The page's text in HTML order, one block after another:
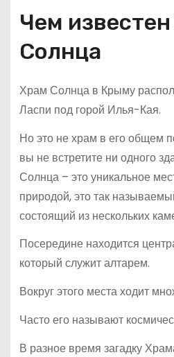
Чем
Солнца
Храм Солнца в Крыму
Ласпи под горой Илья-Кая.
Но это не храм в его общем
вы не встретите ни одного
Солнца – это уникальное
природой, это так
состоящий из нескольких
Посередине находится
который служит алтарем.
Вокруг этого места ходит
Часто его называют
В разное время загадку